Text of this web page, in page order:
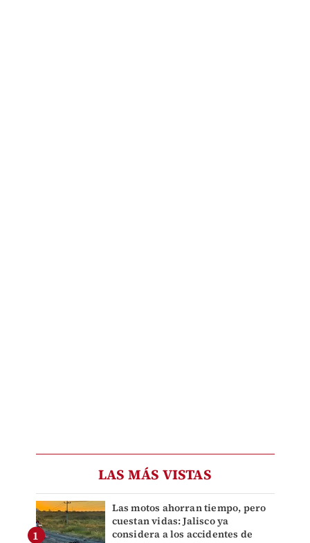
LAS MÁS VISTAS
Las motos ahorran tiempo, pero
cuestan vidas: Jalisco ya
considera a los accidentes de